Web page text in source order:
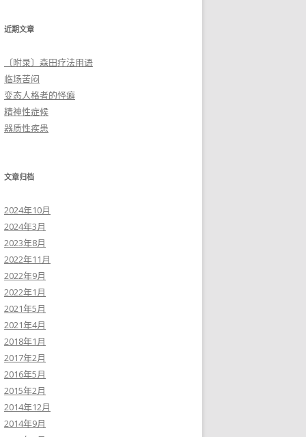
近期文章
〔附录〕森田疗法用语
临场苦闷
变态人格者的怪癖
精神性症候
器质性疾患
文章归档
2024年10月
2024年3月
2023年8月
2022年11月
2022年9月
2022年1月
2021年5月
2021年4月
2018年1月
2017年2月
2016年5月
2015年2月
2014年12月
2014年9月